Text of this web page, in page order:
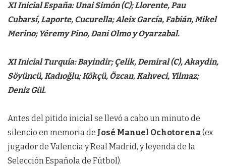
XI Inicial España: Unai Simón (C); Llorente, Pau
Cubarsí, Laporte, Cucurella; Aleix García, Fabián, Mikel
Merino; Yéremy Pino, Dani Olmo y Oyarzabal.
XI Inicial Turquía: Bayindir; Çelik, Demiral (C), Akaydin,
Söyüncü, Kadıoğlu; Kökçü, Özcan, Kahveci, Yilmaz;
Deniz Gül.
Antes del pitido inicial se llevó a cabo un minuto de
silencio en memoria de José Manuel Ochotorena(ex
jugador de Valencia y Real Madrid, y leyenda de la
Selección Española de Fútbol).